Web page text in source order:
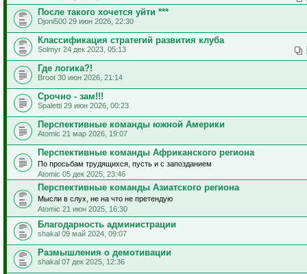
После такого хочется уйти ***
Djoni500 29 июн 2026, 22:30
Классификация стратегий развития клуба
Solmyr 24 дек 2023, 05:13
Где логика?!
Broot 30 июн 2026, 21:14
Срочно - зам!!!
Spaletti 29 июн 2026, 00:23
Перспективные команды южной Америки
Atomic 21 мар 2026, 19:07
Перспективные команды Африканского региона
По просьбам трудящихся, пусть и с запозданием
Atomic 05 дек 2025, 23:46
Перспективные команды Азиатского региона
Мысли в слух, не на что не претендую
Atomic 21 июн 2025, 16:30
Благодарность администрации
shakal 09 май 2024, 09:07
Размышления о демотивации
shakal 07 дек 2025, 12:36